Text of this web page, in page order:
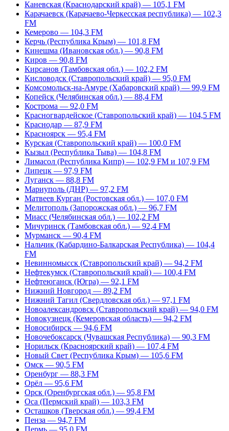
Каневская (Краснодарский край) — 105,1 FM
Карачаевск (Карачаево-Черкесская республика) — 102,3
FM
Кемерово — 104,3 FM
Керчь (Республика Крым) — 101,8 FM
Кинешма (Ивановская обл.) — 90,8 FM
Киров — 90,8 FM
Кирсанов (Тамбовская обл.) — 102,2 FM
Кисловодск (Ставропольский край) — 95,0 FM
Комсомольск-на-Амуре (Хабаровский край) — 99,9 FM
Копейск (Челябинская обл.) — 88,4 FM
Кострома — 92,0 FM
Красногвардейское (Ставропольский край) — 104,5 FM
Краснодар — 87,9 FM
Красноярск — 95,4 FM
Курская (Ставропольский край) — 100,0 FM
Кызыл (Республика Тыва) — 104,8 FM
Лимасол (Республика Кипр) — 102,9 FM и 107,9 FM
Липецк — 97,9 FM
Луганск — 88,8 FM
Мариуполь (ДНР) — 97,2 FM
Матвеев Курган (Ростовская обл.) — 107,0 FM
Мелитополь (Запорожская обл.) — 96,7 FM
Миасс (Челябинская обл.) — 102,2 FM
Мичуринск (Тамбовская обл.) — 92,4 FM
Мурманск — 90,4 FM
Нальчик (Кабардино-Балкарская Республика) — 104,4
FM
Невинномысск (Ставропольский край) — 94,2 FM
Нефтекумск (Ставропольский край) — 100,4 FM
Нефтеюганск (Югра) — 92,1 FM
Нижний Новгород — 89,2 FM
Нижний Тагил (Свердловская обл.) — 97,1 FM
Новоалександровск (Ставропольский край) — 94,0 FM
Новокузнецк (Кемеровская область) — 94,2 FM
Новосибирск — 94,6 FM
Новочебоксарск (Чувашская Республика) — 90,3 FM
Норильск (Красноярский край) — 107,4 FM
Новый Свет (Республика Крым) — 105,6 FM
Омск — 90,5 FM
Оренбург — 88,3 FM
Орёл — 95,6 FM
Орск (Оренбургская обл.) — 95,8 FM
Оса (Пермский край) — 103,3 FM
Осташков (Тверская обл.) — 99,4 FM
Пенза — 94,7 FM
Пермь — 95,0 FM